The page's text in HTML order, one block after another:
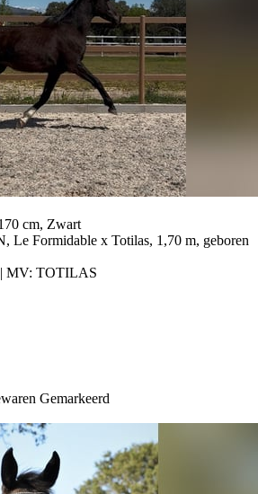
cm, Zwart
Formidable x Totilas, 1,70 m, geboren
MV: TOTILAS
Gemarkeerd